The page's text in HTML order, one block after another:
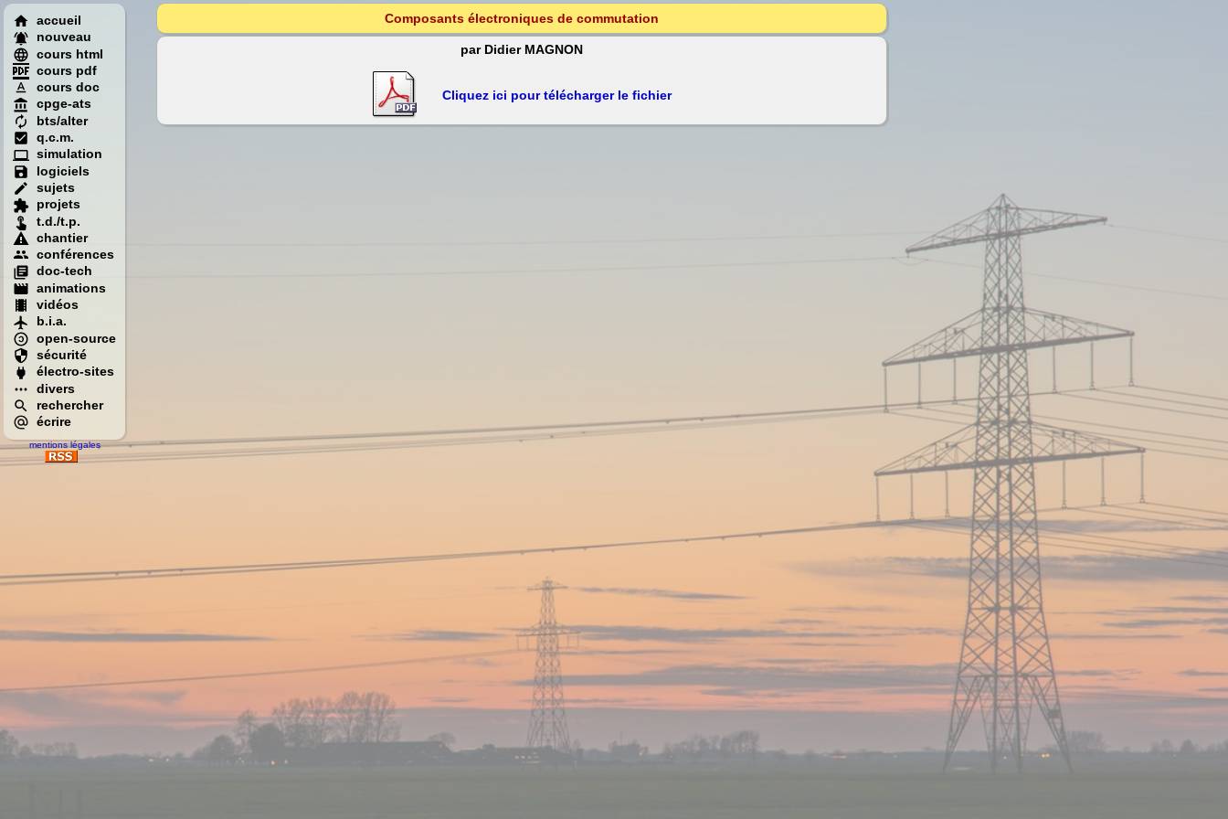
accueil
nouveau
cours html
cours pdf
cours doc
cpge-ats
bts/alter
q.c.m.
simulation
logiciels
sujets
projets
t.d./t.p.
chantier
conférences
doc-tech
animations
vidéos
b.i.a.
open-source
sécurité
électro-sites
divers
rechercher
écrire
mentions légales
Composants électroniques de commutation
par Didier MAGNON
Cliquez ici pour télécharger le fichier